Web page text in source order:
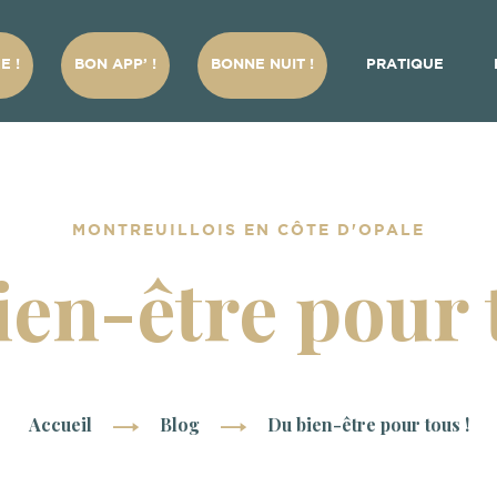
! BON APP’ ! BONNE NUIT ! PRATIQUE
MONTREUILLOIS EN CÔTE D'OPALE
être pour
Accueil Blog Du bien-être pour tous !